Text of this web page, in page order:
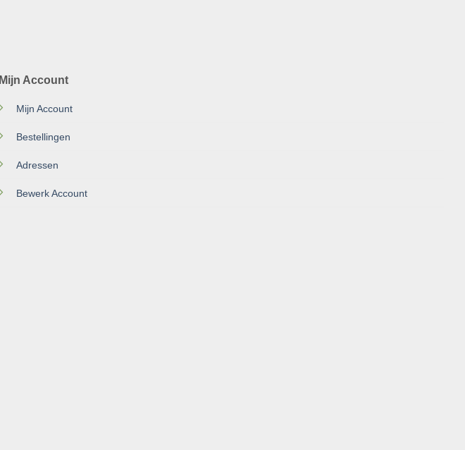
Mijn Account
Mijn Account
Bestellingen
Adressen
Bewerk Account